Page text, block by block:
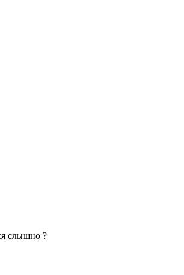
слышно ?